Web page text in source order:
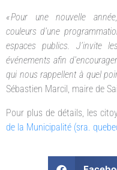
« Pour une nouvelle
couleurs d’une
espaces publics. J’invite
événements afin
qui nous rappellent à quel
Sébastien Marcil, maire de
Pour plus de détails, les
de la Municipalité (sra.